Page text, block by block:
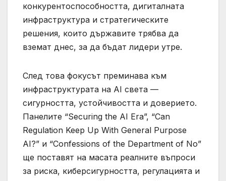
конкурентоспособността, дигиталната
инфраструктура и стратегическите
решения, които държавите трябва да
вземат днес, за да бъдат лидери утре.
След това фокусът преминава към
инфраструктурата на AI света —
сигурността, устойчивостта и доверието.
Панелите “Securing the AI Era”, “Can
Regulation Keep Up With General Purpose
AI?” и “Confessions of the Department of No”
ще поставят на масата реалните въпроси
за риска, киберсигурността, регулацията и